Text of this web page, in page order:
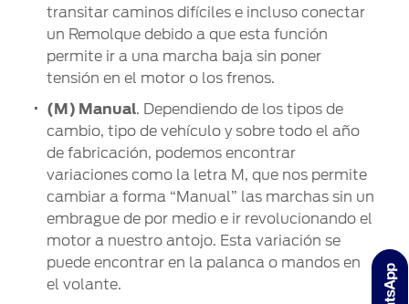
transitar caminos difíciles e incluso conectar
un Remolque debido a que esta función
permite ir a una marcha baja sin poner
tensión en el motor o los frenos.
(M) Manual. Dependiendo de los tipos de
cambio, tipo de vehículo y sobre todo el año
de fabricación, podemos encontrar
variaciones como la letra M, que nos permite
cambiar a forma “Manual” las marchas sin un
embrague de por medio e ir revolucionando el
motor a nuestro antojo. Esta variación se
puede encontrar en la palanca o mandos en
el volante.